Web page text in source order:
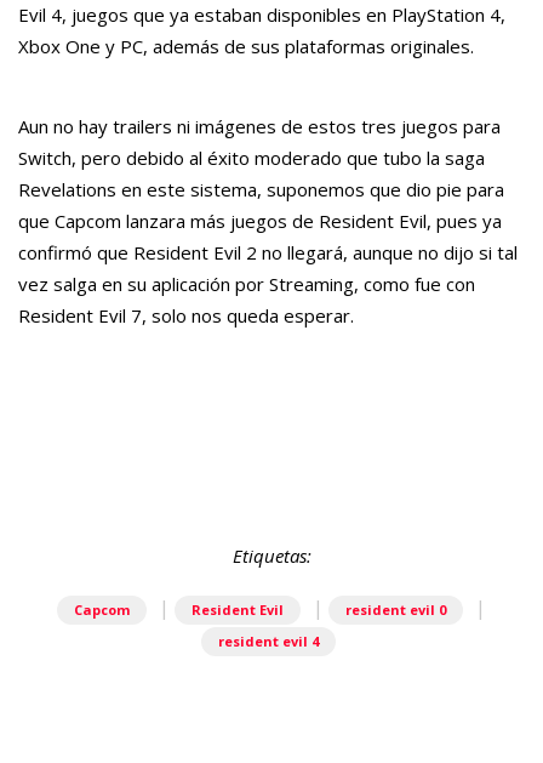
Evil 4, juegos que ya estaban disponibles en PlayStation 4,
Xbox One y PC, además de sus plataformas originales.
Aun no hay trailers ni imágenes de estos tres juegos para
Switch, pero debido al éxito moderado que tubo la saga
Revelations en este sistema, suponemos que dio pie para
que Capcom lanzara más juegos de Resident Evil, pues ya
confirmó que Resident Evil 2 no llegará, aunque no dijo si tal
vez salga en su aplicación por Streaming, como fue con
Resident Evil 7, solo nos queda esperar.
Etiquetas:
Capcom | Resident Evil | resident evil 0 |
resident evil 4